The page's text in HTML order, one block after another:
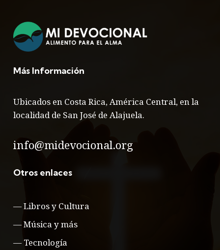
Más Información
Ubicados en Costa Rica, América Central, en la
localidad de San José de Alajuela.
info@midevocional.org
Otros enlaces
—Libros y Cultura
—Música y más
— Tecnología